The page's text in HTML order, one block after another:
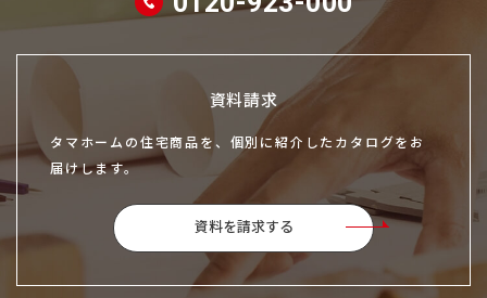
資料請求
タマホームの住宅商品を、個別に紹介したカタログをお
届けします。
資料を請求する